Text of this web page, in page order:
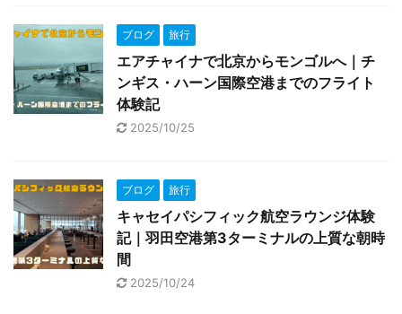
ブログ 旅行
エアチャイナで北京からモンゴルへ｜チ
ンギス・ハーン国際空港までのフライト
体験記
2025/10/25
ブログ 旅行
キャセイパシフィック航空ラウンジ体験
記｜羽田空港第3ターミナルの上質な朝時
間
2025/10/24